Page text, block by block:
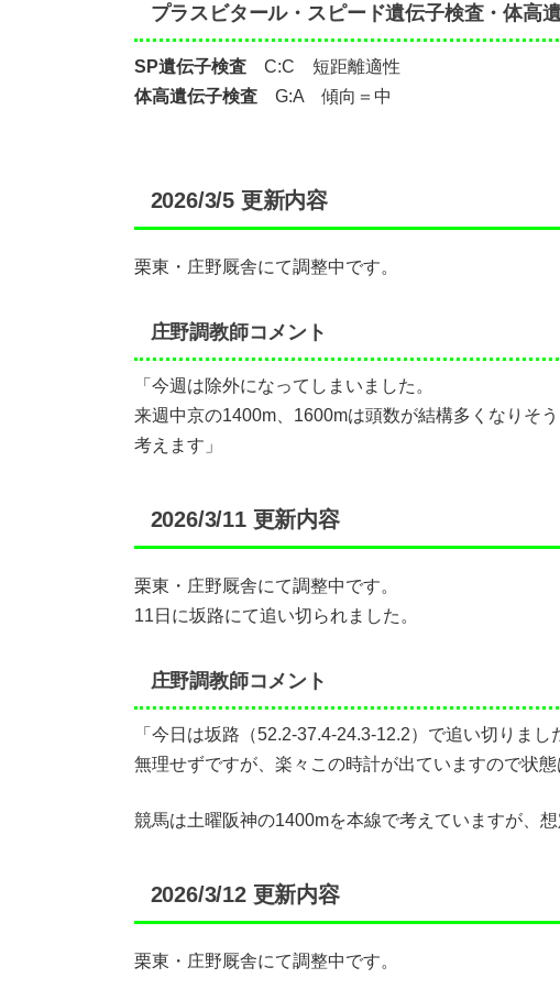
プラスビタール・スピード遺伝子検査・体高
SP遺伝子検査C:C 短距離適性
体高遺伝子検査G:A 傾向＝中
2026/3/5 更新内容
栗東・庄野厩舎にて調整中です。
庄野調教師コメント
「今週は除外になってしまいました。
来週中京の1400m、1600mは頭数が結構多くなりそ
考えます」
2026/3/11 更新内容
栗東・庄野厩舎にて調整中です。
11日に坂路にて追い切られました。
庄野調教師コメント
「今日は坂路（52.2-37.4-24.3-12.2）で追い切りまし
無理せずですが、楽々この時計が出ていますので状態
競馬は土曜阪神の1400mを本線で考えていますが、
2026/3/12 更新内容
栗東・庄野厩舎にて調整中です。